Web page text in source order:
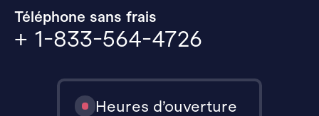
Téléphone sans frais
+ 1-833-564-4726
Heures d’ouverture